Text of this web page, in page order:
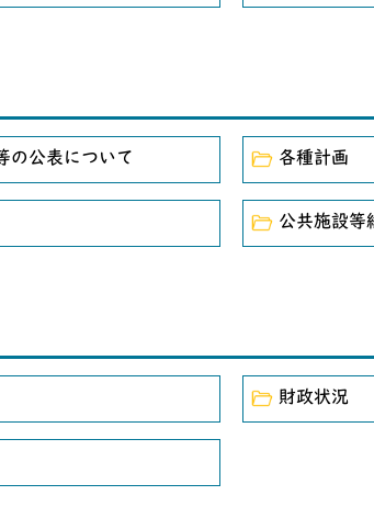
の公表について 各種計画
公共施設等
財政状況